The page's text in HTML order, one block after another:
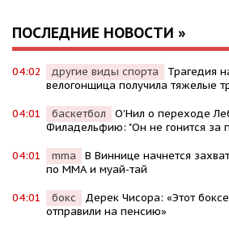
ПОСЛЕДНИЕ НОВОСТИ »
04:02 другие виды спорта
Трагедия
велогонщица получила тяжелые
04:01 баскетбол
О'Нил о переходе
Филадельфию: "Он не гонится за
04:01 mma
В Виннице начнется
по ММА и муай-тай
04:01 бокс
Дерек Чисора: «Этот
отправили на пенсию»